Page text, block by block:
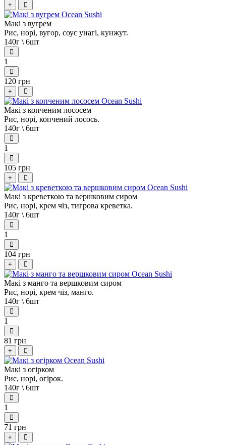
+
Макі з вугрем
Рис, норі, вугор, соус унагі, кунжут.
140г \ 6шт
1
120 грн
+
Макі з копченим лососем
Рис, норі, копчений лосось.
140г \ 6шт
1
105 грн
+
Макі з креветкою та вершковим сиром
Рис, норі, крем чіз, тигрова креветка.
140г \ 6шт
1
104 грн
+
Макі з манго та вершковим сиром
Рис, норі, крем чіз, манго.
140г \ 6шт
1
81 грн
+
Макі з огірком
Рис, норі, огірок.
140г \ 6шт
1
71 грн
+